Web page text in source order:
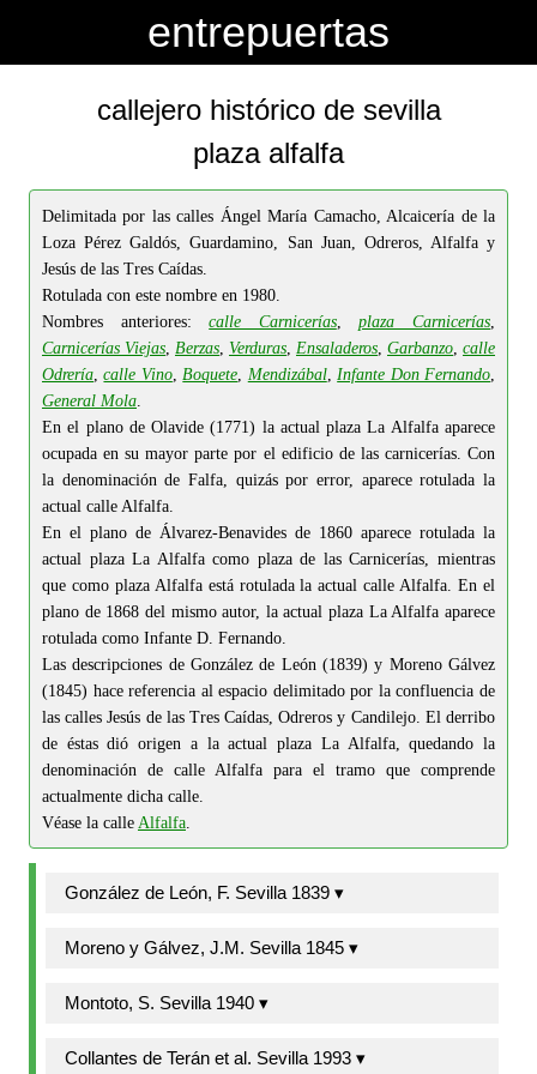
entrepuertas
callejero histórico de sevilla
plaza alfalfa
Delimitada por las calles Ángel María Camacho, Alcaicería de la
Loza Pérez Galdós, Guardamino, San Juan, Odreros, Alfalfa y
Jesús de las Tres Caídas.
Rotulada con este nombre en 1980.
Nombres anteriores:calle Carnicerías,plaza Carnicerías,
Carnicerías Viejas, Berzas, Verduras, Ensaladeros, Garbanzo, calle
Odrería,calle Vino,Boquete, Mendizábal,Infante Don Fernando,
General Mola.
En el plano de Olavide (1771) la actual plaza La Alfalfa aparece
ocupada en su mayor parte por el edificio de las carnicerías. Con
la denominación de Falfa, quizás por error, aparece rotulada la
actual calle Alfalfa.
En el plano de Álvarez-Benavides de 1860 aparece rotulada la
actual plaza La Alfalfa como plaza de las Carnicerías, mientras
que como plaza Alfalfa está rotulada la actual calle Alfalfa. En el
plano de 1868 del mismo autor, la actual plaza La Alfalfa aparece
rotulada como Infante D. Fernando.
Las descripciones de González de León (1839) y Moreno Gálvez
(1845) hace referencia al espacio delimitado por la confluencia de
las calles Jesús de las Tres Caídas, Odreros y Candilejo. El derribo
de éstas dió origen a la actual plaza La Alfalfa, quedando la
denominación de calle Alfalfa para el tramo que comprende
actualmente dicha calle.
Véase la calle Alfalfa.
González de León, F. Sevilla 1839 ▾
Moreno y Gálvez, J.M. Sevilla 1845 ▾
Montoto, S. Sevilla 1940 ▾
Collantes de Terán et al. Sevilla 1993 ▾